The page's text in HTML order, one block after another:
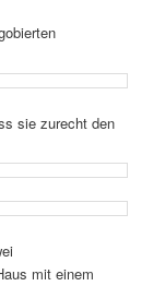
sie zurecht den
mit einem